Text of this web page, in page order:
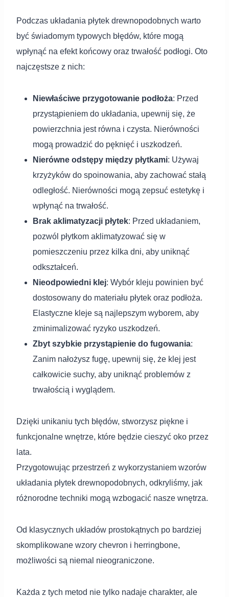
Podczas układania płytek drewnopodobnych warto
być świadomym typowych błędów, które mogą
wpłynąć na efekt końcowy oraz trwałość podłogi. Oto
najczęstsze z nich:
Niewłaściwe przygotowanie podłoża: Przed
przystąpieniem do układania, upewnij się, że
powierzchnia jest równa i czysta. Nierówności
mogą prowadzić do pęknięć i uszkodzeń.
Nierówne odstępy między płytkami: Używaj
krzyżyków do spoinowania, aby zachować stałą
odległość. Nierówności mogą zepsuć estetykę i
wpłynąć na trwałość.
Brak aklimatyzacji płytek: Przed układaniem,
pozwól płytkom aklimatyzować się w
pomieszczeniu przez kilka dni, aby uniknąć
odkształceń.
Nieodpowiedni klej: Wybór kleju powinien być
dostosowany do materiału płytek oraz podłoża.
Elastyczne kleje są najlepszym wyborem, aby
zminimalizować ryzyko uszkodzeń.
Zbyt szybkie przystąpienie do fugowania:
Zanim nałożysz fugę, upewnij się, że klej jest
całkowicie suchy, aby uniknąć problemów z
trwałością i wyglądem.
Dzięki unikaniu tych błędów, stworzysz piękne i
funkcjonalne wnętrze, które będzie cieszyć oko przez
lata.
Przygotowując przestrzeń z wykorzystaniem wzorów
układania płytek drewnopodobnych, odkryliśmy, jak
różnorodne techniki mogą wzbogacić nasze wnętrza.
Od klasycznych układów prostokątnych po bardziej
skomplikowane wzory chevron i herringbone,
możliwości są niemal nieograniczone.
Każda z tych metod nie tylko nadaje charakter, ale